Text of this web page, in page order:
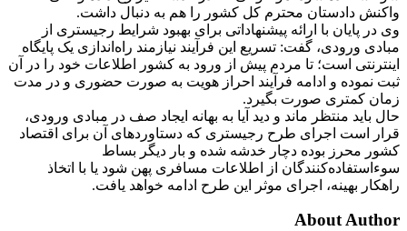
واکنش دادستان محترم کل کشور را هم به دنبال داشت.
وی در پایان با ارائه پیشنهاداتی برای بهبود شرایط رجیستری از
مبادی ورودی، گفت: تسریع این فرآیند نیازمند راه‌اندازی یک پایگاه
اینترنتی است؛ تا مردم پیش از ورود به کشور اطلاعات خود را در آن
ثبت نموده و ادامه فرآیند احراز هویت به صورت حضوری و در مدت
زمان کمتری صورت بگیرد.
حال باید منتظر ماند و دید آیا به بهانه ایجاد صف در مبادی ورودی،
قرار است اجرای طرح رجیستری که دستاوردهای آن برای اقتصاد
کشور محرز بوده دچار خدشه شده و بار دیگر بساط
سوءاستفاده‌کنندگان از اطلاعات مسافری پهن شود یا با اتخاذ
راهکار بهینه، اجرای موثر این طرح ادامه خواهد یافت.
About Author